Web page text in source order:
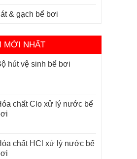
& gạch bể bơi
MỚI NHẤT
hút vệ sinh bể bơi
chất Clo xử lý nước bể
chất HCl xử lý nước bể